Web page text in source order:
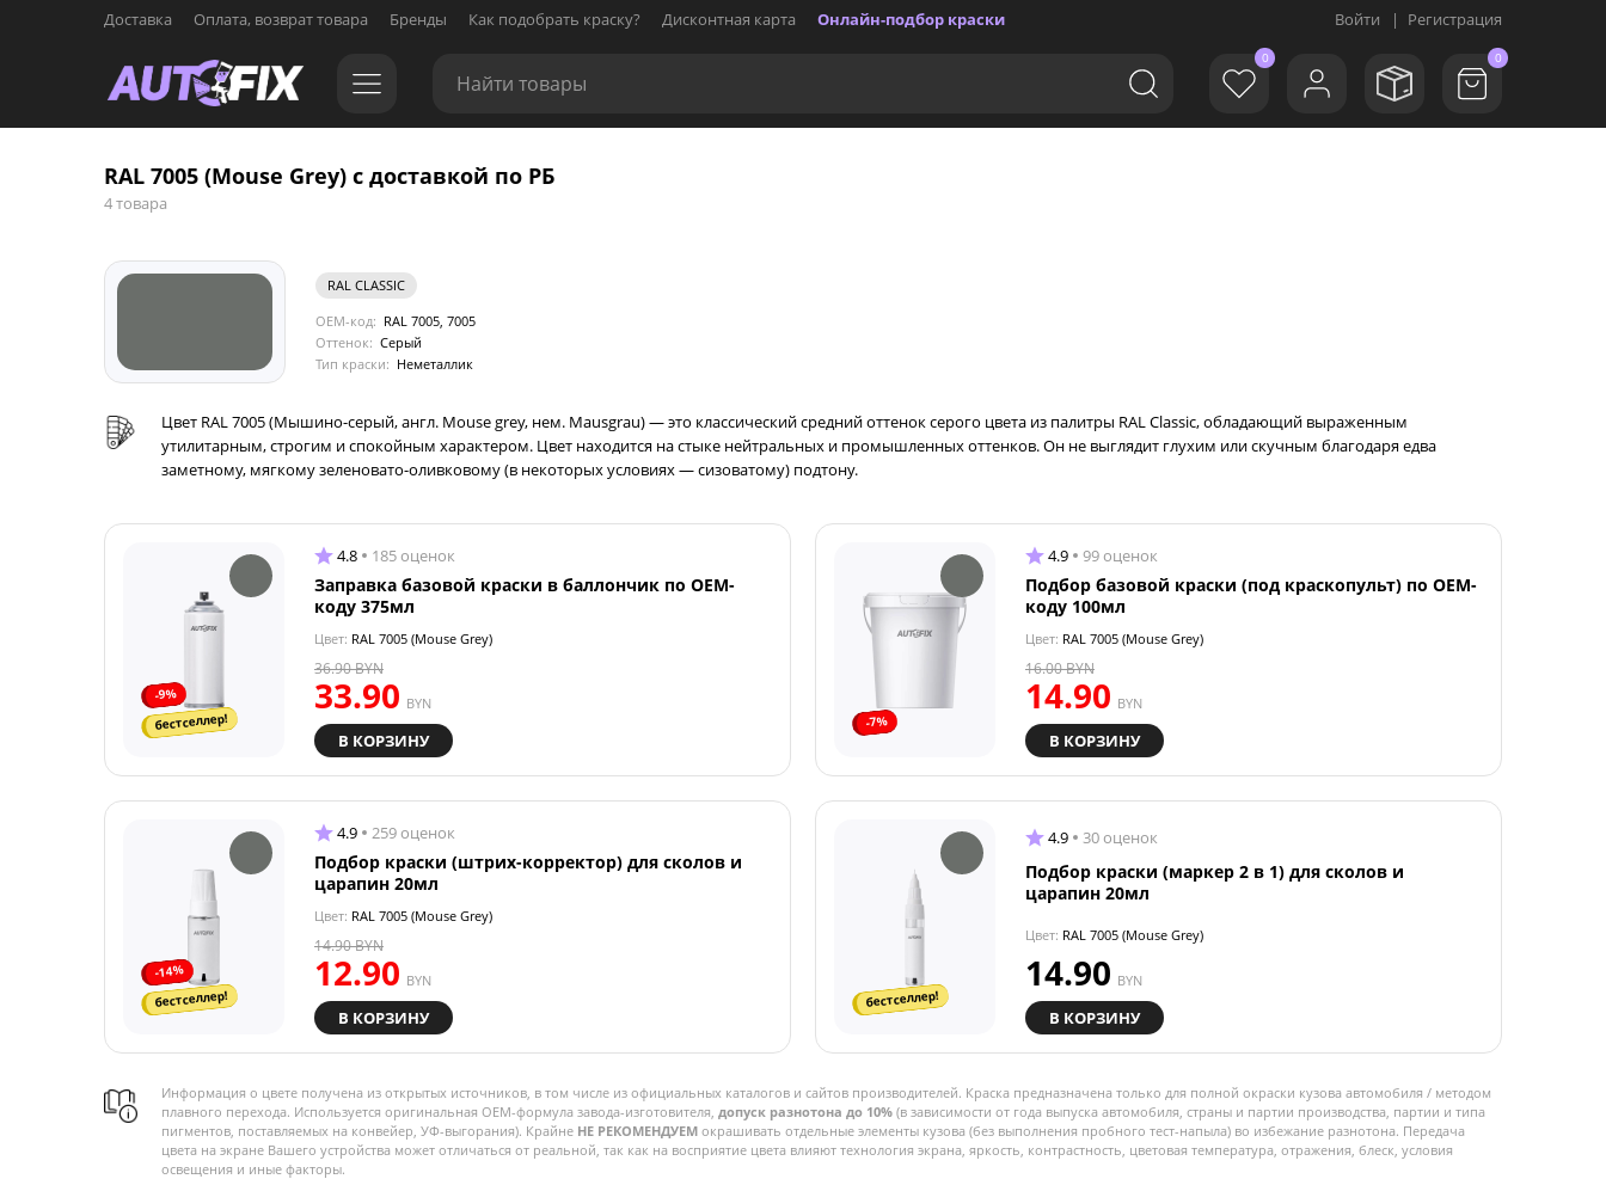
Доставка Оплата, возврат товара Бренды Как подобрать краску? Дисконтная карта Онлайн-подбор краски Войти | Регистрация
0 0
RAL 7005 (Mouse Grey) с доставкой по РБ
4 товара
RAL CLASSIC
OEM-код: RAL 7005, 7005
Оттенок: Серый
Тип краски: Неметаллик
Цвет RAL 7005 (Мышино-серый, англ. Mouse grey, нем. Mausgrau) — это классический средний оттенок серого цвета из палитры RAL Classic, обладающий выраженным
утилитарным, строгим и спокойным характером. Цвет находится на стыке нейтральных и промышленных оттенков. Он не выглядит глухим или скучным благодаря едва
заметному, мягкому зеленовато-оливковому (в некоторых условиях — сизоватому) подтону.
-9%
бестселлер!
4.8 185 оценок
Заправка базовой краски в баллончик по OEM-
коду 375мл
Цвет: RAL 7005 (Mouse Grey)
33.90 BYN
36.90BYN
В КОРЗИНУ
-7%
4.9 99 оценок
Подбор базовой краски (под краскопульт) по OEM-
коду 100мл
Цвет: RAL 7005 (Mouse Grey)
14.90 BYN
16.00BYN
В КОРЗИНУ
-14%
бестселлер!
4.9 259 оценок
Подбор краски (штрих-корректор) для сколов и
царапин 20мл
Цвет: RAL 7005 (Mouse Grey)
12.90 BYN
14.90BYN
В КОРЗИНУ
бестселлер!
4.9 30 оценок
Подбор краски (маркер 2 в 1) для сколов и
царапин 20мл
Цвет: RAL 7005 (Mouse Grey)
14.90 BYN
В КОРЗИНУ
Информация о цвете получена из открытых источников, в том числе из официальных каталогов и сайтов производителей. Краска предназначена только для полной окраски кузова автомобиля / методом
плавного перехода. Используется оригинальная OEM-формула завода-изготовителя, допуск разнотона до 10% (в зависимости от года выпуска автомобиля, страны и партии производства, партии и типа
пигментов, поставляемых на конвейер, УФ-выгорания). Крайне НЕ РЕКОМЕНДУЕМ окрашивать отдельные элементы кузова (без выполнения пробного тест-напыла) во избежание разнотона. Передача
цвета на экране Вашего устройства может отличаться от реальной, так как на восприятие цвета влияют технология экрана, яркость, контрастность, цветовая температура, отражения, блеск, условия
освещения и иные факторы.